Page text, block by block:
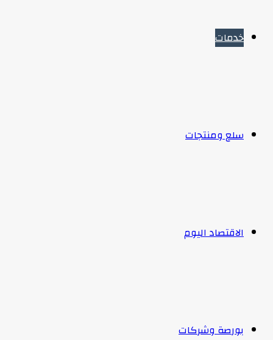
خدمات
سلع ومنتجات
الاقتصاد اليوم
بورصة وشركات